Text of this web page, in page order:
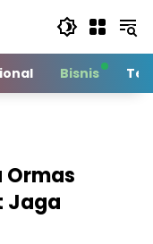
Bisnis
Ormas
Jaga